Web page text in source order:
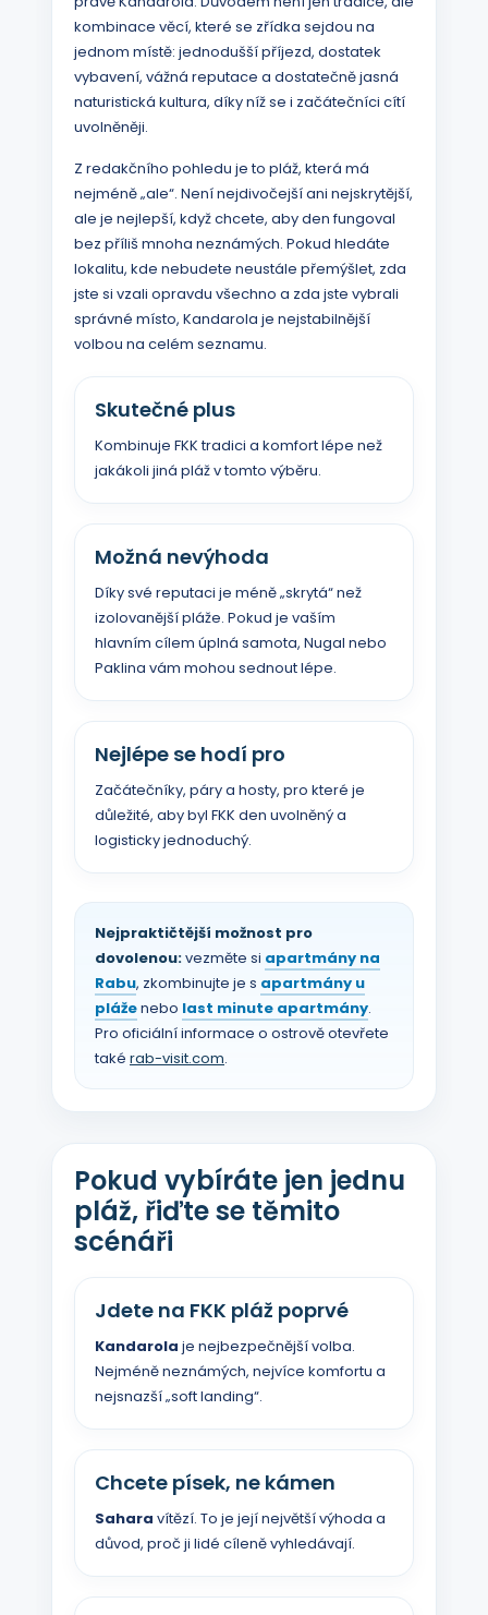
kombinace věcí, které se zřídka sejdou na
jednom místě: jednodušší příjezd, dostatek
vybavení, vážná reputace a dostatečně jasná
naturistická kultura, díky níž se i začátečníci cítí
uvolněněji.
Z redakčního pohledu je to pláž, která má
nejméně „ale“. Není nejdivočejší ani nejskrytější,
ale je nejlepší, když chcete, aby den fungoval
bez příliš mnoha neznámých. Pokud hledáte
lokalitu, kde nebudete neustále přemýšlet, zda
jste si vzali opravdu všechno a zda jste vybrali
správné místo, Kandarola je nejstabilnější
volbou na celém seznamu.
Skutečné plus
Kombinuje FKK tradici a komfort lépe než
jakákoli jiná pláž v tomto výběru.
Možná nevýhoda
Díky své reputaci je méně „skrytá“ než
izolovanější pláže. Pokud je vaším
hlavním cílem úplná samota, Nugal nebo
Paklina vám mohou sednout lépe.
Nejlépe se hodí pro
Začátečníky, páry a hosty, pro které je
důležité, aby byl FKK den uvolněný a
logisticky jednoduchý.
Nejpraktičtější možnost pro
dovolenou:vezměte si apartmány na
Rabu, zkombinujte je s apartmány u
pláženebo last minute apartmány.
Pro oficiální informace o ostrově otevřete
také rab-visit.com.
Pokud vybíráte jen jednu
pláž, řiďte se těmito
scénáři
Jdete na FKK pláž poprvé
Kandarola je nejbezpečnější volba.
Nejméně neznámých, nejvíce komfortu a
nejsnazší „soft landing“.
Chcete písek, ne kámen
Sahara vítězí. To je její největší výhoda a
důvod, proč ji lidé cíleně vyhledávají.